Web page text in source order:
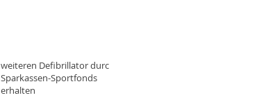
weiteren Defibrillator durch
Sparkassen-Sportfonds
erhalten